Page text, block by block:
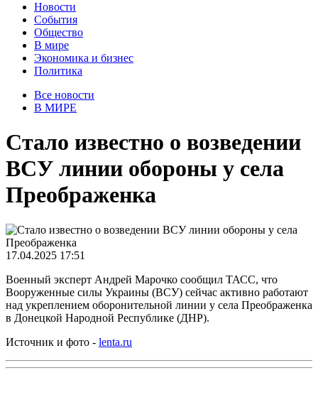
Новости
События
Общество
В мире
Экономика и бизнес
Политика
Все новости
В МИРЕ
Стало известно о возведении
ВСУ линии обороны у села
Преображенка
17.04.2025 17:51
Военный эксперт Андрей Марочко сообщил ТАСС, что
Вооруженные силы Украины (ВСУ) сейчас активно работают
над укреплением оборонительной линии у села Преображенка
в Донецкой Народной Республике (ДНР).
Источник и фото - lenta.ru